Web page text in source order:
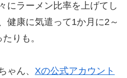
にラーメン比率を上げてし
健康に気遣って1か月に2～
りも。
ゃん、 Xの公式アカウント